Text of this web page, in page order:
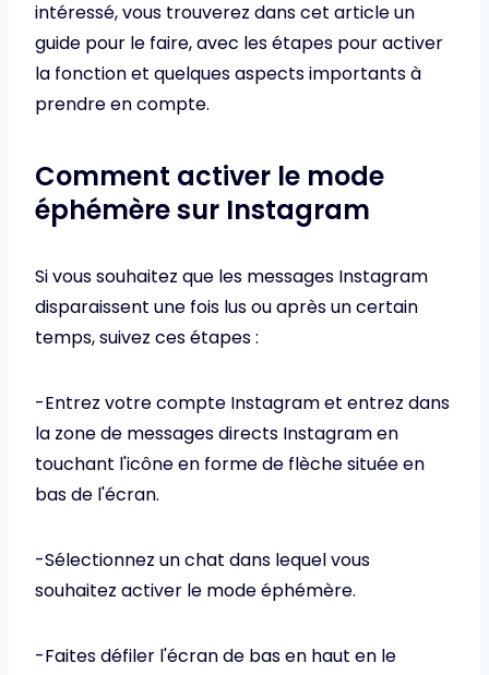
intéressé, vous trouverez dans cet article un
guide pour le faire, avec les étapes pour activer
la fonction et quelques aspects importants à
prendre en compte.
Comment activer le mode
éphémère sur Instagram
Si vous souhaitez que les messages Instagram
disparaissent une fois lus ou après un certain
temps, suivez ces étapes :
-Entrez votre compte Instagram et entrez dans
la zone de messages directs Instagram en
touchant l'icône en forme de flèche située en
bas de l'écran.
-Sélectionnez un chat dans lequel vous
souhaitez activer le mode éphémère.
-Faites défiler l'écran de bas en haut en le